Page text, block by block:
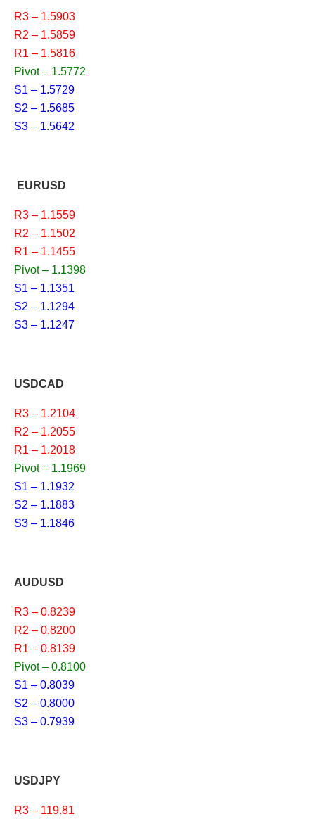
R3 – 1.5903
R2 – 1.5859
R1 – 1.5816
Pivot – 1.5772
S1 – 1.5729
S2 – 1.5685
S3 – 1.5642
EURUSD
R3 – 1.1559
R2 – 1.1502
R1 – 1.1455
Pivot – 1.1398
S1 – 1.1351
S2 – 1.1294
S3 – 1.1247
USDCAD
R3 – 1.2104
R2 – 1.2055
R1 – 1.2018
Pivot – 1.1969
S1 – 1.1932
S2 – 1.1883
S3 – 1.1846
AUDUSD
R3 – 0.8239
R2 – 0.8200
R1 – 0.8139
Pivot – 0.8100
S1 – 0.8039
S2 – 0.8000
S3 – 0.7939
USDJPY
R3 – 119.81